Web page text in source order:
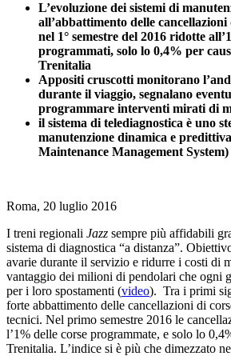
L’evoluzione dei sistemi di
all’abbattimento delle
nel 1° semestre del 2016 ridotte
programmati, solo lo 0,4% per
Trenitalia
Appositi cruscotti monitorano
durante il viaggio, segnalano
programmare interventi mirati di
il sistema di telediagnostica è uno
manutenzione dinamica e
Maintenance Management System)
Roma, 20 luglio 2016
I treni regionali Jazz sempre più affidabili
sistema di diagnostica “a distanza”.
avarie durante il servizio e ridurre i costi di
vantaggio dei milioni di pendolari che ogni
per i loro spostamenti (video). Tra i primi
forte abbattimento delle cancellazioni di
tecnici. Nel primo semestre 2016 le
l’1% delle corse programmate, e solo lo
Trenitalia. L’indice si è più che dimezzato